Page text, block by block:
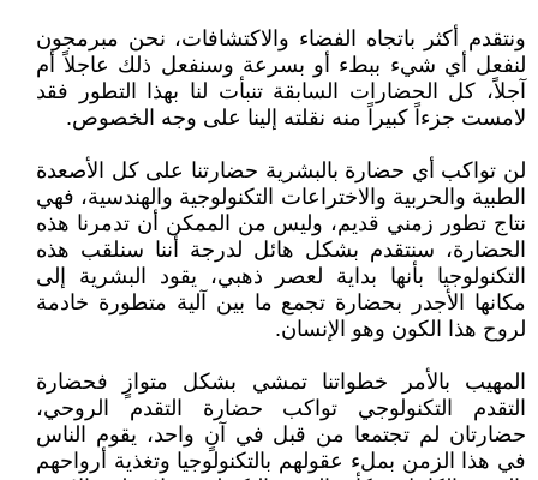
ونتقدم أكثر باتجاه الفضاء والاكتشافات، نحن مبرمجون
لنفعل أي شيء ببطء أو بسرعة وسنفعل ذلك عاجلاً أم
آجلاً، كل الحضارات السابقة تنبأت لنا بهذا التطور فقد
لامست جزءاً كبيراً منه نقلته إلينا على وجه الخصوص.
لن تواكب أي حضارة بالبشرية حضارتنا على كل الأصعدة
الطبية والحربية والاختراعات التكنولوجية والهندسية، فهي
نتاج تطور زمني قديم، وليس من الممكن أن تدمرنا هذه
الحضارة، سنتقدم بشكل هائل لدرجة أننا سنلقب هذه
التكنولوجيا بأنها بداية لعصر ذهبي، يقود البشرية إلى
مكانها الأجدر بحضارة تجمع ما بين آلية متطورة خادمة
لروح هذا الكون وهو الإنسان.
المهيب بالأمر خطواتنا تمشي بشكل متوازٍ فحضارة
التقدم التكنولوجي تواكب حضارة التقدم الروحي،
حضارتان لم تجتمعا من قبل في آنٍ واحد، يقوم الناس
في هذا الزمن بملء عقولهم بالتكنولوجيا وتغذية أرواحهم